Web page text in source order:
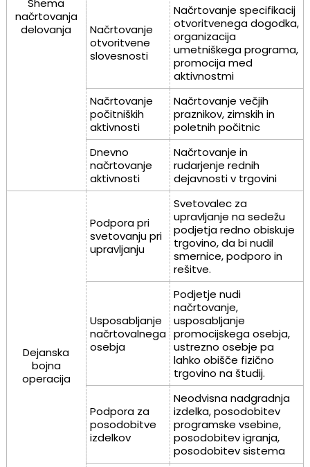
načrtovanja
delovanja
Načrtovanje
otvoritvene
slovesnosti
Načrtovanje specifikacij
otvoritvenega dogodka,
organizacija
umetniškega programa,
promocija med
aktivnostmi
Načrtovanje
počitniških
aktivnosti
Načrtovanje večjih
praznikov, zimskih in
poletnih počitnic
Dnevno
načrtovanje
aktivnosti
Načrtovanje in
rudarjenje rednih
dejavnosti v trgovini
Dejanska
bojna
operacija
Podpora pri
svetovanju pri
upravljanju
Svetovalec za
upravljanje na sedežu
podjetja redno obiskuje
trgovino, da bi nudil
smernice, podporo in
rešitve.
Usposabljanje
načrtovalnega
osebja
Podjetje nudi
načrtovanje,
usposabljanje
promocijskega osebja,
ustrezno osebje pa
lahko obišče fizično
trgovino na študij.
Podpora za
posodobitve
izdelkov
Neodvisna nadgradnja
izdelka, posodobitev
programske vsebine,
posodobitev igranja,
posodobitev sistema